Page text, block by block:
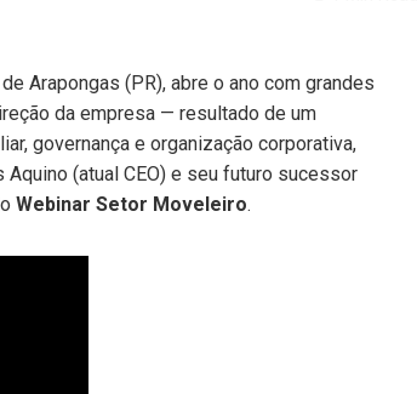
Arapongas (PR), abre o ano com grandes
da empresa — resultado de um
governança e organização corporativa,
(atual CEO) e seu futuro sucessor
Webinar Setor Moveleiro.